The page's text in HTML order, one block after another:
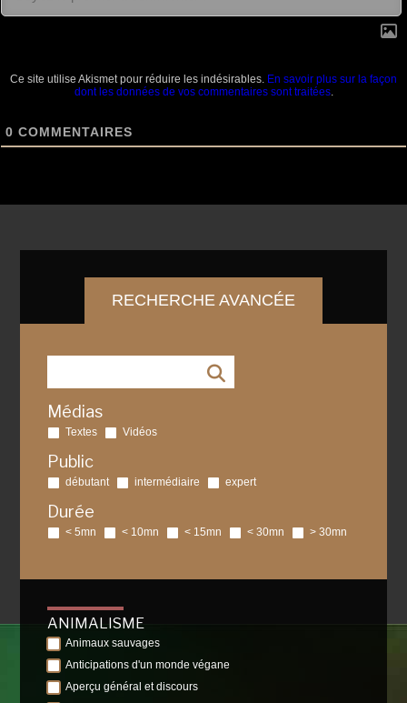
Ce site utilise Akismet pour réduire les indésirables. En savoir plus sur la façon
dont les données de vos commentaires sont traitées.
0 COMMENTAIRES
RECHERCHE AVANCÉE
Médias
Textes Vidéos
Public
débutant intermédiaire expert
Durée
< 5mn < 10mn < 15mn < 30mn > 30mn
ANIMALISME
Animaux sauvages
Anticipations d'un monde végane
Aperçu général et discours